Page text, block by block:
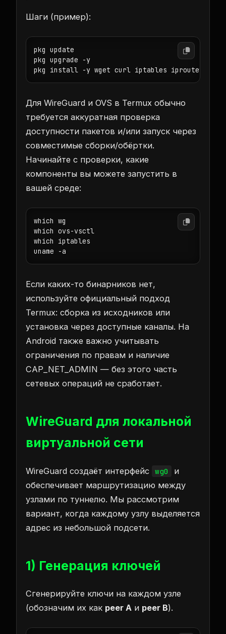
Шаги (пример):
pkg update
pkg upgrade -y
pkg install -y wget curl iptables iproute2 net-
Для WireGuard и OVS в Termux обычно
требуется аккуратная проверка
доступности пакетов и/или запуск через
совместимые сборки/обёртки.
Начинайте с проверки, какие
компоненты вы можете запустить в
вашей среде:
which wg
which ovs-vsctl
which iptables
uname -a
Если каких-то бинарников нет,
используйте официальный подход
Termux: сборка из исходников или
установка через доступные каналы. На
Android также важно учитывать
ограничения по правам и наличие
CAP_NET_ADMIN — без этого часть
сетевых операций не сработает.
WireGuard для локальной
виртуальной сети
WireGuard создаёт интерфейс wg0
и
обеспечивает маршрутизацию между
узлами по туннелю. Мы рассмотрим
вариант, когда каждому узлу выделяется
адрес из небольшой подсети.
1) Генерация ключей
Сгенерируйте ключи на каждом узле
(обозначим их как peer A и peer B).